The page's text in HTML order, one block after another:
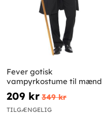
Fever gotisk
vampyrkostume til mænd
209 kr 349 kr
TILGÆNGELIG